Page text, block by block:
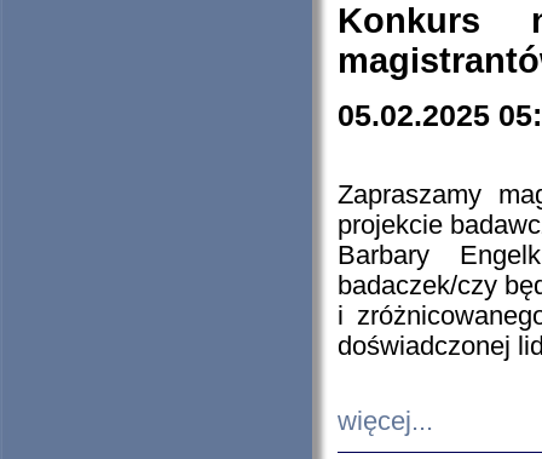
Konkurs
05.02.2025
Zapraszamy
projekcie
Barbary
badaczek/czy
i
doświadczonej
więcej...